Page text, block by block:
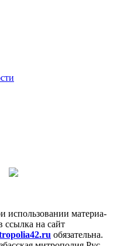
ис­поль­зо­ва­нии ма­те­ри­а­
ссыл­ка на сайт
обя­за­тель­на.